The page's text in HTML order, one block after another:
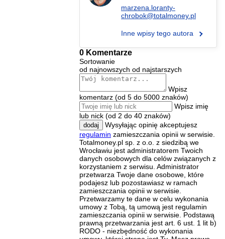
marzena.loranty-
chrobok@totalmoney.pl
Inne wpisy tego autora
0 Komentarze
Sortowanie
od najnowszych od najstarszych
Wpisz
komentarz (od 5 do 5000 znaków)
Wpisz imię
lub nick (od 2 do 40 znaków)
dodaj
Wysyłając opinię akceptujesz
regulamin zamieszczania opinii w serwisie.
Totalmoney.pl sp. z o.o. z siedzibą we
Wrocławiu jest administratorem Twoich
danych osobowych dla celów związanych z
korzystaniem z serwisu. Administrator
przetwarza Twoje dane osobowe, które
podajesz lub pozostawiasz w ramach
zamieszczania opinii w serwisie.
Przetwarzamy te dane w celu wykonania
umowy z Tobą, tą umową jest regulamin
zamieszczania opinii w serwisie. Podstawą
prawną przetwarzania jest art. 6 ust. 1 lit b)
RODO - niezbędność do wykonania